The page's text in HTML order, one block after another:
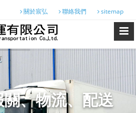
關於宸弘 聯絡我們 sitemap
、物流、配送